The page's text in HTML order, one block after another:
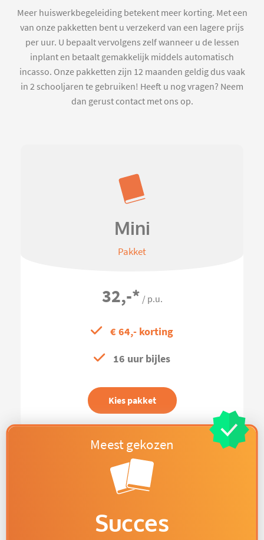
Meer huiswerkbegeleiding betekent meer korting. Met een
van onze pakketten bent u verzekerd van een lagere prijs
per uur. U bepaalt vervolgens zelf wanneer u de lessen
inplant en betaalt gemakkelijk middels automatisch
incasso. Onze pakketten zijn 12 maanden geldig dus vaak
in 2 schooljaren te gebruiken! Heeft u nog vragen? Neem
dan gerust contact met ons op.
Mini
Pakket
32,-* / p.u.
€ 64,- korting
16 uur bijles
Kies pakket
Succes